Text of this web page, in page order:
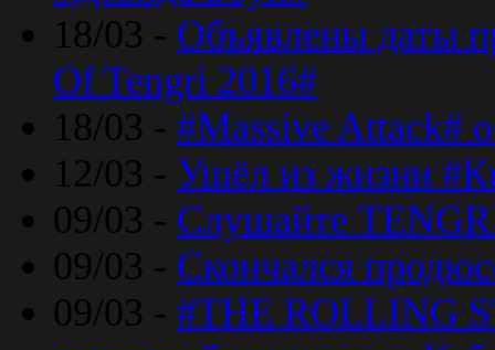
18/03 - Объявлены даты
Of Tengri 2016#
18/03 - #Massive Attack#
12/03 - Ушёл из жизни
09/03 - Слушайте
09/03 - Скончался
09/03 - #THE ROLLING